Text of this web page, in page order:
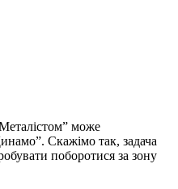
може
Скажімо так, задача
поборотися за зону